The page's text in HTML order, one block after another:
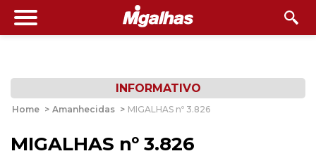
INFORMATIVO
Home > Amanhecidas > MIGALHAS nº 3.826
MIGALHAS nº 3.826